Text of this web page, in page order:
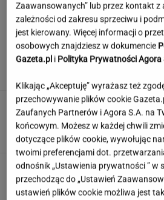
"Poznajmy się bliżej".
młode Polki
Kulinarny quiz
do potrawy?
To najdłuższe
Zaawansowanych” lub przez kontakt
zależności od zakresu sprzeciwu i
jest kierowany. Więcej informacji o
osobowych znajdziesz w dokumencie
Gazeta.pl i Polityka Prywatności Agora
Klikając „Akceptuję” wyrażasz też
przechowywanie plików cookie
Zaufanych Partnerów i Agora S.A. na
końcowym. Możesz w każdej chwili
dotyczące plików cookie, wywołując
twoimi preferencjami dot.
odnośnik „Ustawienia prywatności ” w
przechodząc do „Ustawień
ustawień plików cookie możliwa jest